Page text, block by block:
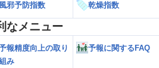
風邪予防指数 乾燥指数
なメニュー
報精度向上の取り
み
予報に関するFAQ